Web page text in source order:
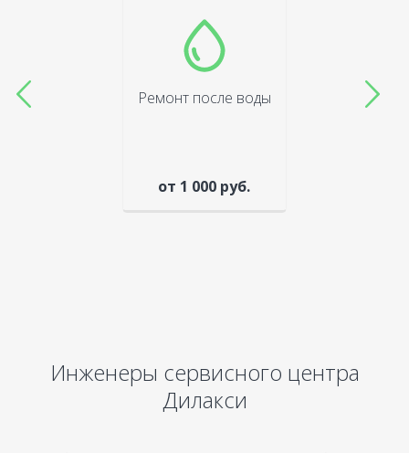
Ремонт после воды
от 1 000 руб.
Инженеры сервисного центра
Дилакси